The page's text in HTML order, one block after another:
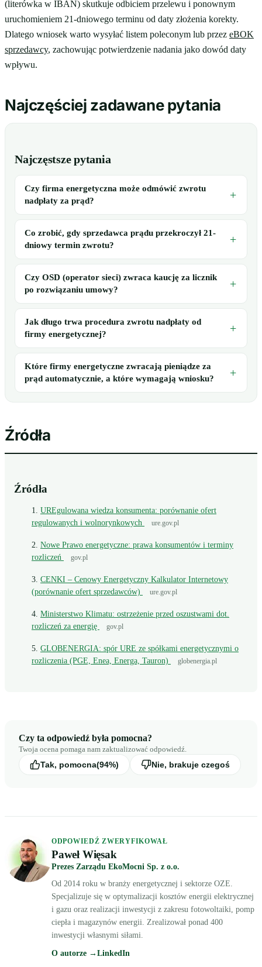
(literówka w IBAN) skutkuje odbiciem przelewu i ponownym
uruchomieniem 21-dniowego terminu od daty złożenia korekty.
Dlatego wniosek warto wysyłać listem poleconym lub przez eBOK
sprzedawcy, zachowując potwierdzenie nadania jako dowód daty
wpływu.
Najczęściej zadawane pytania
Najczęstsze pytania
Czy firma energetyczna może odmówić zwrotu
nadpłaty za prąd?
Co zrobić, gdy sprzedawca prądu przekroczył 21-
dniowy termin zwrotu?
Czy OSD (operator sieci) zwraca kaucję za licznik
po rozwiązaniu umowy?
Jak długo trwa procedura zwrotu nadpłaty od
firmy energetycznej?
Które firmy energetyczne zwracają pieniądze za
prąd automatycznie, a które wymagają wniosku?
Źródła
Źródła
UREgulowana wiedza konsumenta: porównanie ofert
regulowanych i wolnorynkowych
ure.gov.pl
Nowe Prawo energetyczne: prawa konsumentów i terminy
rozliczeń
gov.pl
CENKI – Cenowy Energetyczny Kalkulator Internetowy
(porównanie ofert sprzedawców)
ure.gov.pl
Ministerstwo Klimatu: ostrzeżenie przed oszustwami dot.
rozliczeń za energię
gov.pl
GLOBENERGIA: spór URE ze spółkami energetycznymi o
rozliczenia (PGE, Enea, Energa, Tauron)
globenergia.pl
Czy ta odpowiedź była pomocna?
Twoja ocena pomaga nam zaktualizować odpowiedź.
Tak, pomocna(94%) Nie, brakuje czegoś
ODPOWIEDŹ ZWERYFIKOWAŁ
Paweł Więsak
Prezes Zarządu EkoMocni Sp. z o.o.
Od 2014 roku w branży energetycznej i sektorze OZE.
Specjalizuje się w optymalizacji kosztów energii elektrycznej
i gazu oraz realizacji inwestycji z zakresu fotowoltaiki, pomp
ciepła i magazynów energii. Zrealizował ponad 400
inwestycji własnymi siłami.
O autorze → LinkedIn